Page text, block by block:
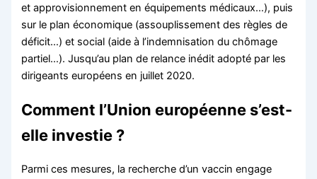
et approvisionnement en équipements médicaux…), puis
sur le plan économique (assouplissement des règles de
déficit…) et social (aide à l’indemnisation du chômage
partiel…). Jusqu’au plan de relance inédit adopté par les
dirigeants européens en juillet 2020.
Comment l’Union européenne s’est-
elle investie ?
Parmi ces mesures, la recherche d’un vaccin engage